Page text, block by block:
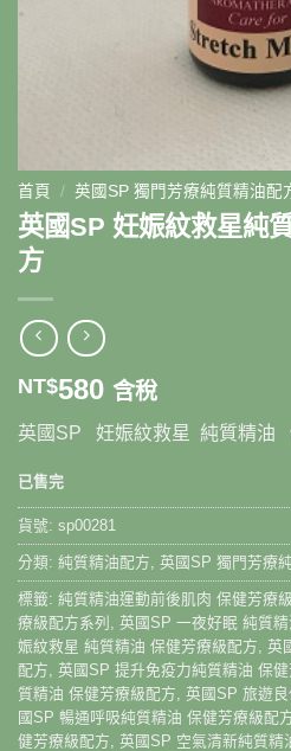
首頁 / 英國SP 獨門芳療純質精油配
英國SP 妊娠紋救星純
方
NT$580 含稅
英國SP 妊娠紋救星 純質精油
已售完
貨號: sp00281
分類: 純質精油配方 英國SP 獨門芳療
標籤: 純質精油運動前後肌肉 保健芳療
療級配方系列
英國SP 一夜好眠 純質
娠紋救星 純質精油 保健芳療級配方 英
配方 英國SP 提升免疫力純質精油 保
質精油 保健芳療級配方 英國SP 旅遊
國SP 暢通呼吸純質精油 保健芳療級配
健芳療級配方 英國SP 空氣清新純質精